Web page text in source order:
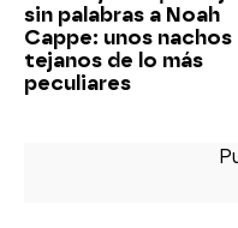
sin palabras a Noah
Cappe: unos nachos
tejanos de lo más
peculiares